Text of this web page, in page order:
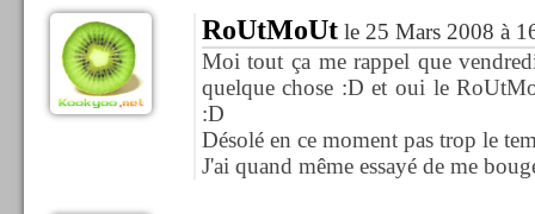
RoUtMoUtle 25 Mars 2008 à
Moi tout ça me rappel que
quelque chose :D et oui le
:D
Désolé en ce moment pas trop le
J'ai quand même essayé de me